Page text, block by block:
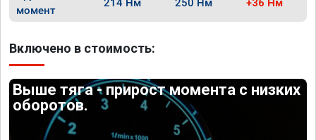
момент
214 Нм 250 Нм +36 Нм
Включено в стоимость:
Выше тяга - прирост момента с низких
оборотов.